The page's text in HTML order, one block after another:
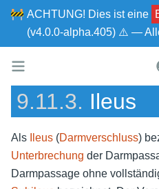
🚧 ACHTUNG! Dies ist eine
(v4.0.0-alpha.405) ⚠ —
9.11.3. Ileus
Als Ileus (Darmverschluss)
Unterbrechung der
Darmpassage ohne